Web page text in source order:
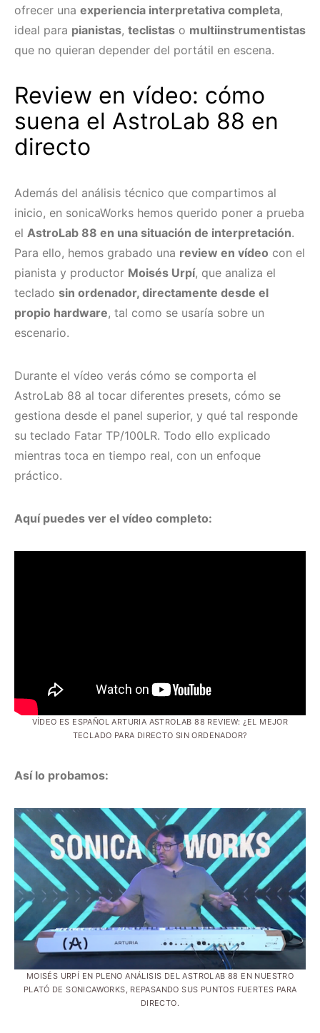
ofrecer una experiencia interpretativa completa,
ideal para pianistas, teclistas o multiinstrumentistas
que no quieran depender del portátil en escena.
Review en vídeo: cómo
suena el AstroLab 88 en
directo
Además del análisis técnico que compartimos al
inicio, en sonicaWorks hemos querido poner a prueba
el AstroLab 88 en una situación de interpretación.
Para ello, hemos grabado una review en vídeo con el
pianista y productor Moisés Urpí, que analiza el
teclado sin ordenador, directamente desde el
propio hardware, tal como se usaría sobre un
escenario.
Durante el vídeo verás cómo se comporta el
AstroLab 88 al tocar diferentes presets, cómo se
gestiona desde el panel superior, y qué tal responde
su teclado Fatar TP/100LR. Todo ello explicado
mientras toca en tiempo real, con un enfoque
práctico.
Aquí puedes ver el vídeo completo:
VÍDEO ES ESPAÑOL ARTURIA ASTROLAB 88 REVIEW: ¿EL MEJOR
TECLADO PARA DIRECTO SIN ORDENADOR?
Así lo probamos:
MOISÉS URPÍ EN PLENO ANÁLISIS DEL ASTROLAB 88 EN NUESTRO
PLATÓ DE SONICAWORKS, REPASANDO SUS PUNTOS FUERTES PARA
DIRECTO.